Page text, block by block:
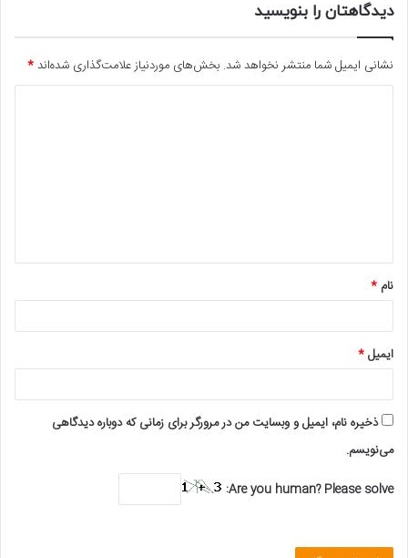
دیدگاهتان را بنویسید
نشانی ایمیل شما منتشر نخواهد شد. بخش‌های موردنیاز علامت‌گذاری شده‌اند*
*
نام *
ایمیل*
ذخیره نام، ایمیل و وبسایت من در مرورگر برای زمانی که دوباره دیدگاهی
می‌نویسم.
Are you human? Please solve: